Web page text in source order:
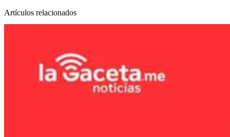
Artículos relacionados